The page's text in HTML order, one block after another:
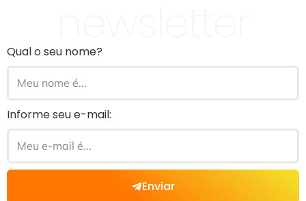
Qual o seu nome?
Informe seu e-mail:
Enviar